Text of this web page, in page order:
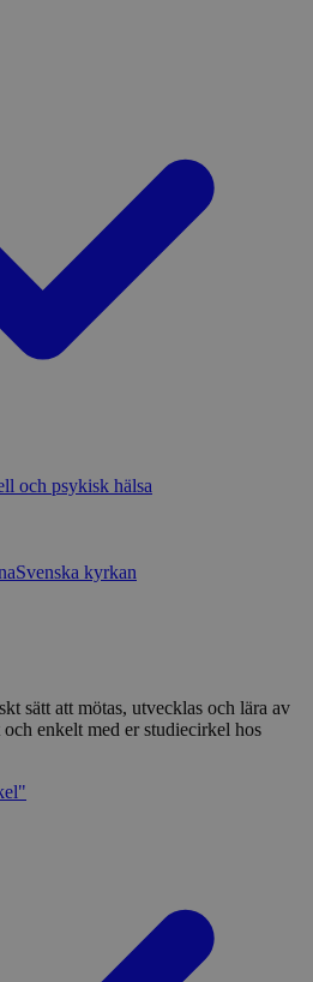
och psykisk hälsa
Svenska kyrkan
sätt att mötas, utvecklas och lära av
enkelt med er studiecirkel hos